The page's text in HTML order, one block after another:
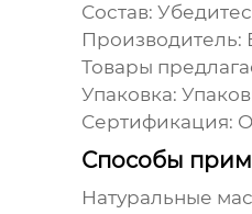
Состав:
Производитель:
Товары
Упаковка:
Сертификация:
Способы
Натуральные